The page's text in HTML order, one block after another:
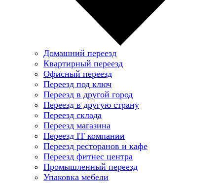
Домашний переезд
Квартирный переезд
Офисный переезд
Переезд под ключ
Переезд в другой город
Переезд в другую страну
Переезд склада
Переезд магазина
Переезд IT компании
Переезд ресторанов и кафе
Переезд фитнес центра
Промышленный переезд
Упаковка мебели